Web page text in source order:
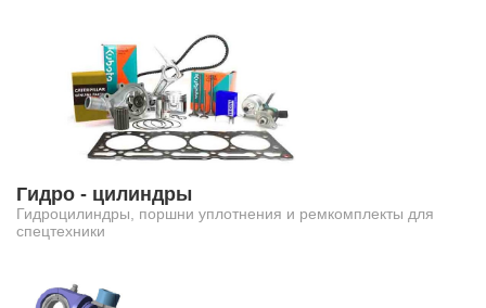
Гидро - цилиндры
Гидроцилиндры, поршни уплотнения и ремкомплекты для
спецтехники